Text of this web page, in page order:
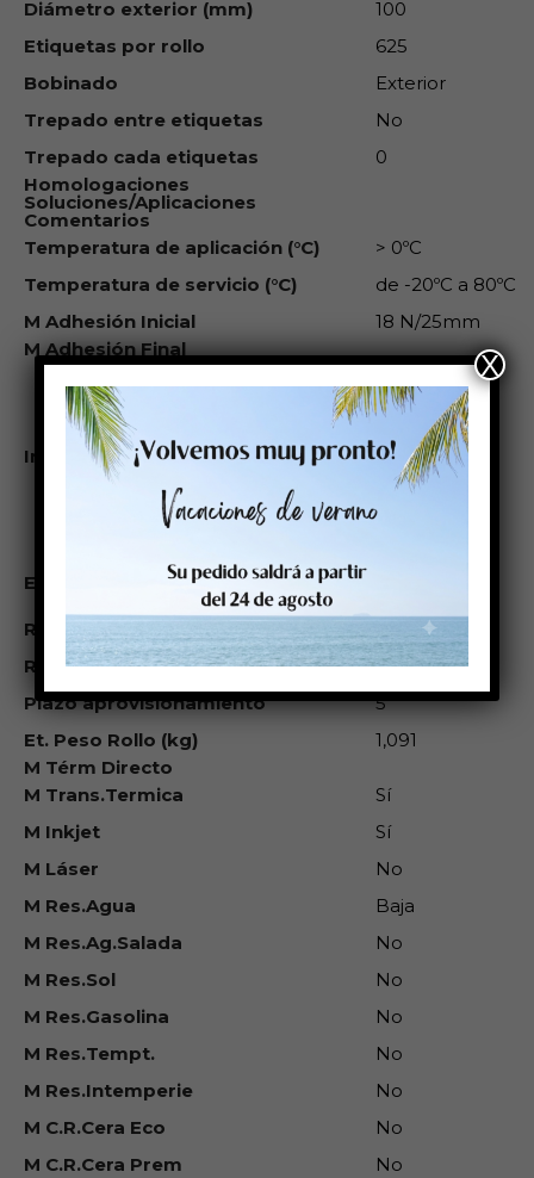
Diámetro exterior (mm)
100
Etiquetas por rollo
625
Bobinado
Exterior
Trepado entre etiquetas
No
Trepado cada etiquetas
0
Homologaciones
Soluciones/Aplicaciones
Comentarios
Temperatura de aplicación (°C)
> 0ºC
Temperatura de servicio (°C)
de -20ºC a 80ºC
M Adhesión Inicial
18 N/25mm
M Adhesión Final
Impresoras compatibles
Éste rollo es
compatible
con: Cab:
Mach1 Epson
Colorwork:
Sato: Primera:
VipColor:
Zebra: GX
Equivalente a
R Ancho mm
R_Largo_mt
0
Plazo aprovisionamiento
5
Et. Peso Rollo (kg)
1,091
M Térm Directo
M Trans.Termica
Sí
M Inkjet
Sí
M Láser
No
M Res.Agua
Baja
M Res.Ag.Salada
No
M Res.Sol
No
M Res.Gasolina
No
M Res.Tempt.
No
M Res.Intemperie
No
M C.R.Cera Eco
No
M C.R.Cera Prem
No
X